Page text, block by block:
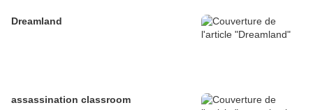
Dreamland
assassination classroom